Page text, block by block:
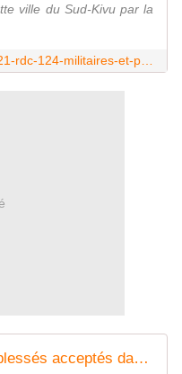
ville du Sud-Kivu par la
Est de la RDC: plus de 200 blessés acceptés dans les hôpitaux après l'offensive de l'AFC/M23 à Uvira